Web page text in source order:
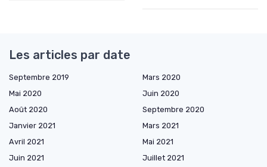
Les articles par date
Septembre 2019
Mars 2020
Mai 2020
Juin 2020
Août 2020
Septembre 2020
Janvier 2021
Mars 2021
Avril 2021
Mai 2021
Juin 2021
Juillet 2021